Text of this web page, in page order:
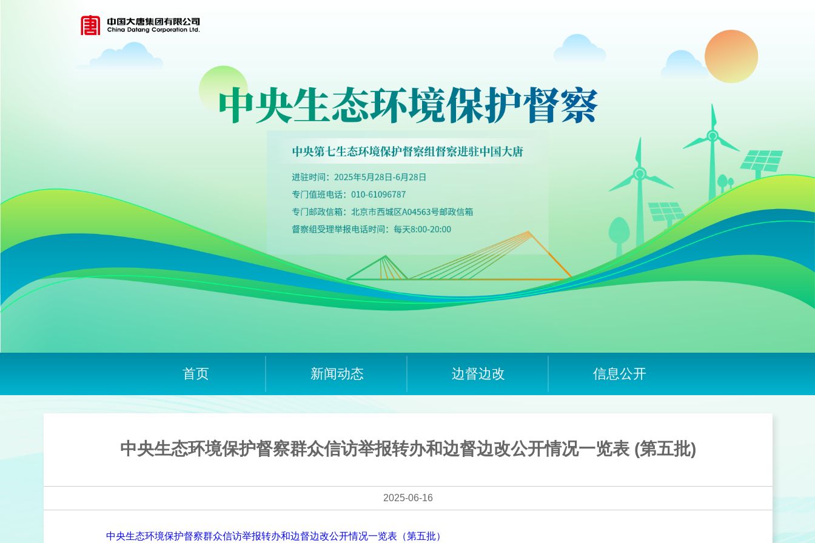
首页 新闻动态 边督边改 信息公开
中央生态环境保护督察群众信访举报转办和边督边改公开情况一览表 (第五批)
2025-06-16
中央生态环境保护督察群众信访举报转办和边督边改公开情况一览表（第五批）